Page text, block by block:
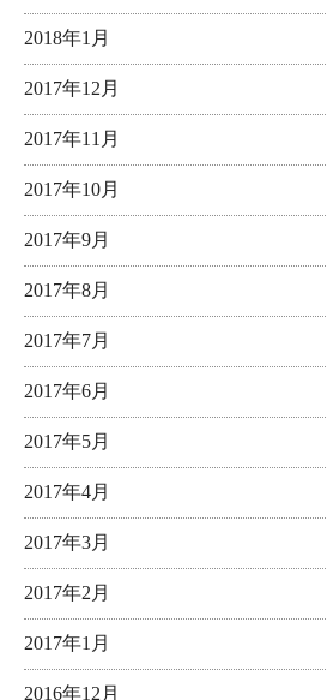
2018年1月
2017年12月
2017年11月
2017年10月
2017年9月
2017年8月
2017年7月
2017年6月
2017年5月
2017年4月
2017年3月
2017年2月
2017年1月
2016年12月